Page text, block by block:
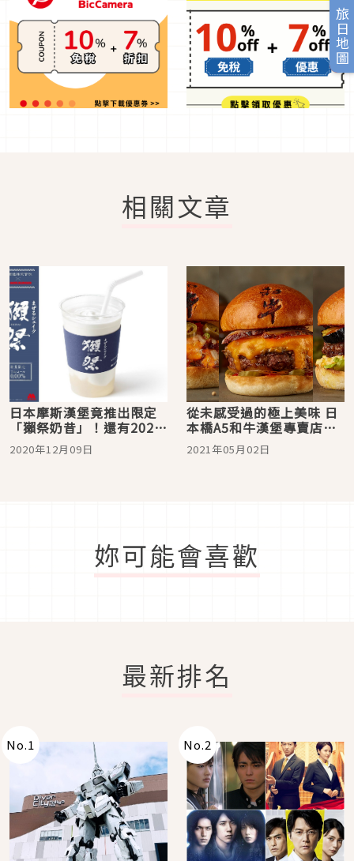
旅日地圖
相關文章
日本摩斯漢堡竟推出限定
「獺祭奶昔」！還有2021
年摩斯拉拉熊福袋等著你
預購
2020年12月09日
從未感受過的極上美味 日
本橋A5和牛漢堡專賣店
「Wagyu Burger」正式
開張！
2021年05月02日
妳可能會喜歡
最新排名
No.1 No.2